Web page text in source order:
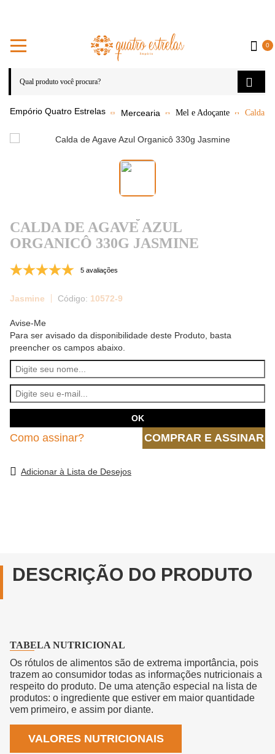
0
Mercearia Mel e Adoçante Calda
CALDA DE AGAVE AZUL
ORGANICÔ 330G JASMINE
5 avaliações
Jasmine 10572-9
Avise-Me
Para ser avisado da disponibilidade deste Produto, basta
preencher os campos abaixo.
Como assinar? COMPRAR E ASSINAR
Adicionar à Lista de Desejos
DESCRIÇÃO DO PRODUTO
TABELA NUTRICIONAL
Os rótulos de alimentos são de extrema importância, pois
trazem ao consumidor todas as informações nutricionais a
respeito do produto. De uma atenção especial na lista de
produtos: o ingrediente que estiver em maior quantidade
vem primeiro, e assim por diante.
VALORES NUTRICIONAIS